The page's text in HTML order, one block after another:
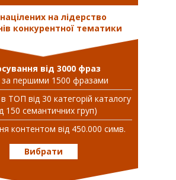
на лідерство
конкурентної тематики
від 3000 фраз
за першими 1500 фразами
ТОП від 30 категорій каталогу
150 семантичних груп)
контентом від 450.000 симв.
Вибрати